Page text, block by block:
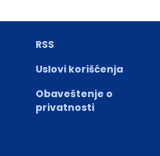
RSS
Uslovi korišćenja
Obaveštenje o
privatnosti